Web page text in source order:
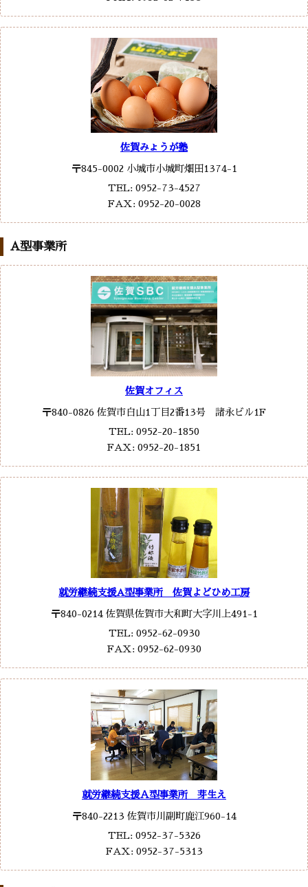
佐賀みょうが塾
〒845-0002 小城市小城町畑田1374-1
TEL: 0952-73-4527
FAX: 0952-20-0028
A型事業所
佐賀オフィス
〒840-0826 佐賀市白山1丁目2番13号 諸永ビル1F
TEL: 0952-20-1850
FAX: 0952-20-1851
就労継続支援A型事業所 佐賀よどひめ工房
〒840-0214 佐賀県佐賀市大和町大字川上491-1
TEL: 0952-62-0930
FAX: 0952-62-0930
就労継続支援Ａ型事業所 芽生え
〒840-2213 佐賀市川副町鹿江960-14
TEL: 0952-37-5326
FAX: 0952-37-5313